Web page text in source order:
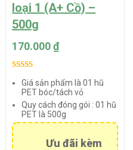
loại 1 (A+ Cồ) –
500g
170.000₫
out of 5
based on
customer
ratings
Giá sản phẩm là 01 hũ
PET bóc/tách vỏ
Quy cách đóng gói :01 hũ
PET là 500g
Ưu đãi kèm